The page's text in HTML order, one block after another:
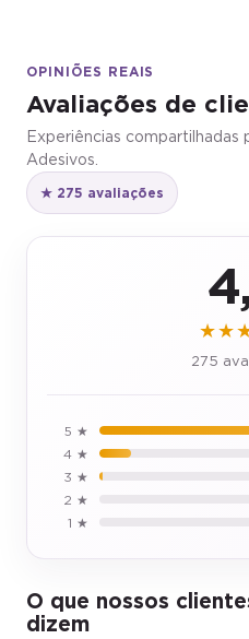
OPINIÕES REAIS
Avaliações de
Experiências compartilhadas
Adesivos.
★ 275 avaliações
275
5 ★
4 ★
3 ★
2 ★
1 ★
O que nossos
dizem